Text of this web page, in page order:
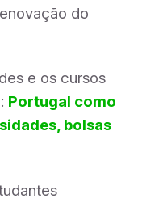
do
e os cursos
Portugal como
bolsas